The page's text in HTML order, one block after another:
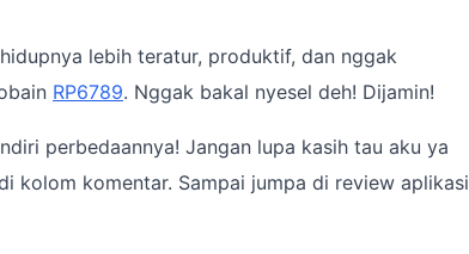
lebih teratur, produktif, dan nggak
RP6789. Nggak bakal nyesel deh! Dijamin!
perbedaannya! Jangan lupa kasih tau aku ya
kolom komentar. Sampai jumpa di review aplikasi